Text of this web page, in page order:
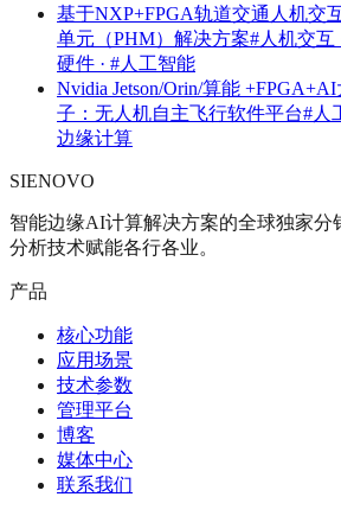
基于NXP+FPGA轨道交通人机交
单元（PHM）解决方案#人机交互
硬件 · #人工智能
Nvidia Jetson/Orin/算能
子：无人机自主飞行软件平台#人
边缘计算
SIENOVO
智能边缘AI计算解决方案的全球独家分
分析技术赋能各行各业。
产品
核心功能
应用场景
技术参数
管理平台
博客
媒体中心
联系我们